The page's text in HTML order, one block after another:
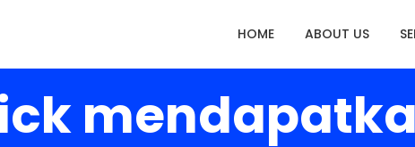
HOME ABOUT US